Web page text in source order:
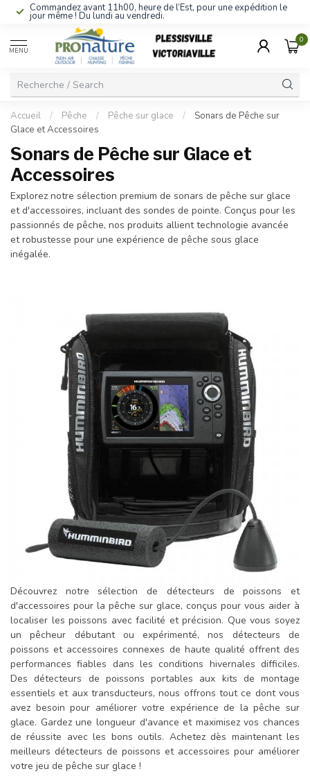
Commandez avant 11h00, heure de l’Est, pour une expédition le
jour même ! Du lundi au vendredi.
MENU
0
Accueil / Pêche / Pêche sur glace /
Sonars de Pêche sur
Glace et Accessoires
Sonars de Pêche sur Glace et
Accessoires
Explorez notre sélection premium de sonars de pêche sur glace
et d'accessoires, incluant des sondes de pointe. Conçus pour les
passionnés de pêche, nos produits allient technologie avancée
et robustesse pour une expérience de pêche sous glace
inégalée.
Découvrez notre sélection de détecteurs de poissons et
d'accessoires pour la pêche sur glace, conçus pour vous aider à
localiser les poissons avec facilité et précision. Que vous soyez
un pêcheur débutant ou expérimenté, nos détecteurs de
poissons et accessoires connexes de haute qualité offrent des
performances fiables dans les conditions hivernales difficiles.
Des détecteurs de poissons portables aux kits de montage
essentiels et aux transducteurs, nous offrons tout ce dont vous
avez besoin pour améliorer votre expérience de la pêche sur
glace. Gardez une longueur d'avance et maximisez vos chances
de réussite avec les bons outils. Achetez dès maintenant les
meilleurs détecteurs de poissons et accessoires pour améliorer
votre jeu de pêche sur glace !